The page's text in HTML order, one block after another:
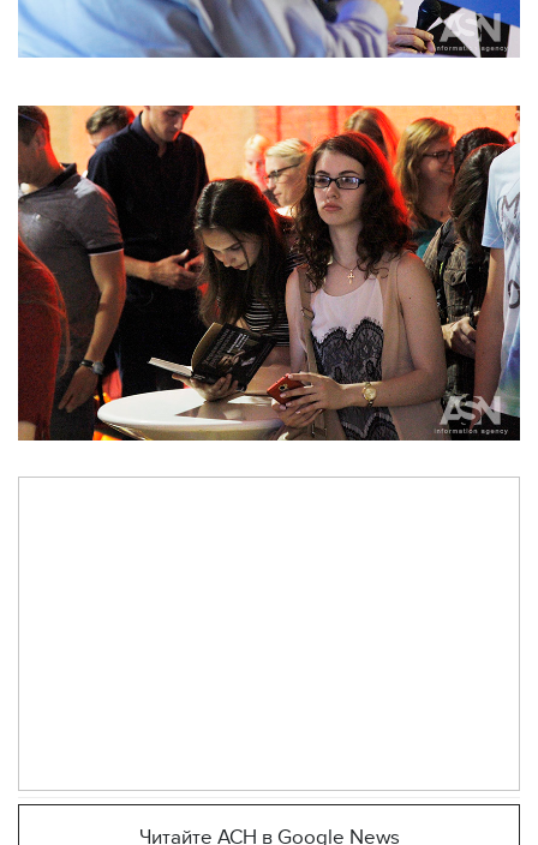
Читайте АСН в Google News